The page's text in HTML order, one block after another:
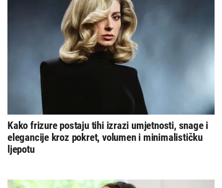
Kako frizure postaju tihi izrazi umjetnosti, snage i
elegancije kroz pokret, volumen i minimalističku
ljepotu